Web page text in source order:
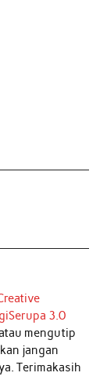
3.0
mengutip
jangan
Terimakasih